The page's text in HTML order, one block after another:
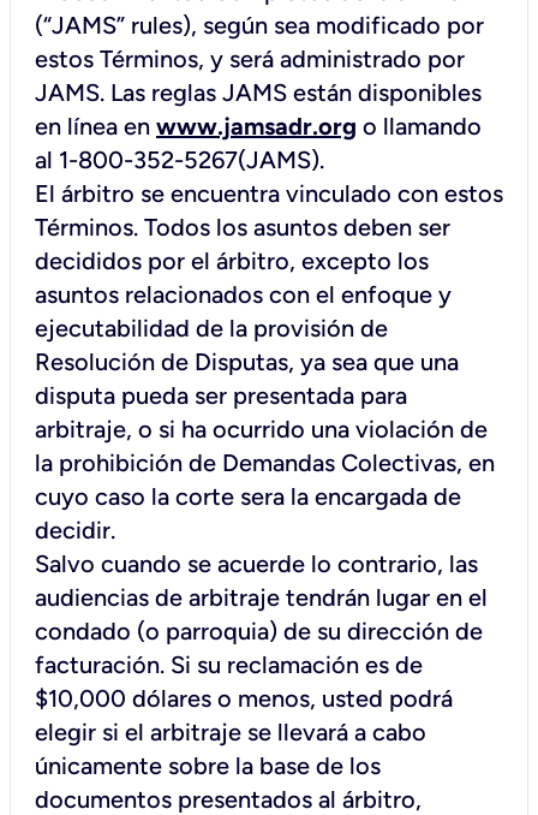
(“JAMS” rules), según sea modificado por
estos Términos, y será administrado por
JAMS. Las reglas JAMS están disponibles
en línea en www.jamsadr.org o llamando
al 1-800-352-5267(JAMS).
El árbitro se encuentra vinculado con estos
Términos. Todos los asuntos deben ser
decididos por el árbitro, excepto los
asuntos relacionados con el enfoque y
ejecutabilidad de la provisión de
Resolución de Disputas, ya sea que una
disputa pueda ser presentada para
arbitraje, o si ha ocurrido una violación de
la prohibición de Demandas Colectivas, en
cuyo caso la corte sera la encargada de
decidir.
Salvo cuando se acuerde lo contrario, las
audiencias de arbitraje tendrán lugar en el
condado (o parroquia) de su dirección de
facturación. Si su reclamación es de
$10,000 dólares o menos, usted podrá
elegir si el arbitraje se llevará a cabo
únicamente sobre la base de los
documentos presentados al árbitro,